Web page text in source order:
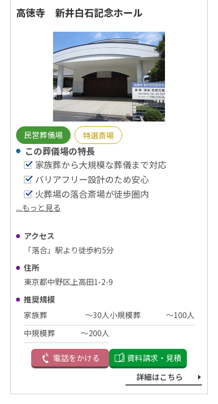
高徳寺 新井白石記念ホール
民営葬儀場 特選斎場
この葬儀場の特⻑
家族葬から大規模な葬儀まで対応
バリアフリー設計のため安心
火葬場の落合斎場が徒歩圏内
...もっと見る
アクセス
「落合」駅より徒歩約5分
住所
東京都中野区上高田1-2-9
推奨規模
家族葬
〜30⼈小規模葬
〜100⼈
中規模葬
〜200⼈
電話をかける
資料請求・見積
詳細はこちら